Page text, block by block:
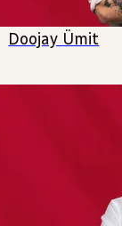
Doojay Ümit